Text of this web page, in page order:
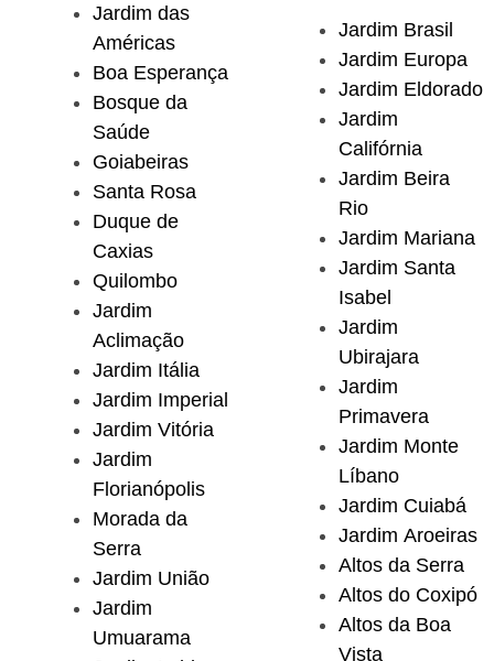
Jardim das
Américas
Boa Esperança
Bosque da
Saúde
Goiabeiras
Santa Rosa
Duque de
Caxias
Quilombo
Jardim
Aclimação
Jardim Itália
Jardim Imperial
Jardim Vitória
Jardim
Florianópolis
Morada da
Serra
Jardim União
Jardim
Umuarama
Jardim Brasil
Jardim Europa
Jardim Eldorado
Jardim
Califórnia
Jardim Beira
Rio
Jardim Mariana
Jardim Santa
Isabel
Jardim
Ubirajara
Jardim
Primavera
Jardim Monte
Líbano
Jardim Cuiabá
Jardim Aroeiras
Altos da Serra
Altos do Coxipó
Altos da Boa
Vista